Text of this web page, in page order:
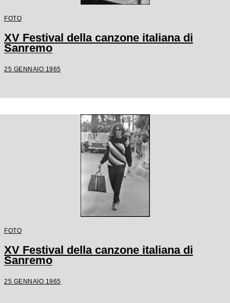
FOTO
XV Festival della canzone italiana di
Sanremo
25 GENNAIO 1965
FOTO
XV Festival della canzone italiana di
Sanremo
25 GENNAIO 1965